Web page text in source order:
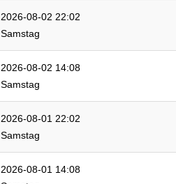
2026-08-02 22:02
Samstag
2026-08-02 14:08
Samstag
2026-08-01 22:02
Samstag
2026-08-01 14:08